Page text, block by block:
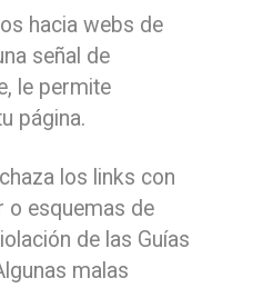
hacia webs de
señal de
le permite
página.
los links con
o esquemas de
de las Guías
malas